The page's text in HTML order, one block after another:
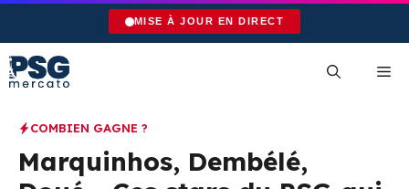
Aller
contenu
MISE À JOUR EN DIRECT
COMBIEN GAGNE ?
Marquinhos, Dembélé,